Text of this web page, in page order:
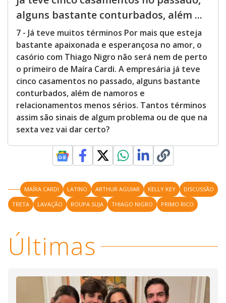
alguns bastante conturbados, além ...
7 - Já teve muitos términos Por mais que esteja
bastante apaixonada e esperançosa no amor, o
casório com Thiago Nigro não será nem de perto
o primeiro de Maíra Cardi. A empresária já teve
cinco casamentos no passado, alguns bastante
conturbados, além de namoros e
relacionamentos menos sérios. Tantos términos
assim são sinais de algum problema ou de que na
sexta vez vai dar certo?
MAÍRA CARDI LATINO ARTHUR AGUIAR KELLY KEY
DISCUSSÃO
TRETA
LAVAÇÃO ROUPA SUJA THIAGO NIGRO PRIMO RICO
Últimas